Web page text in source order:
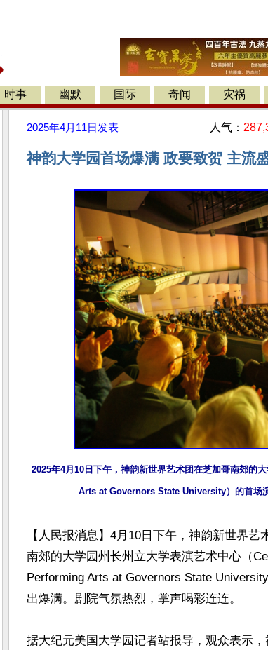
时事 幽默 国际 奇闻 灾祸
2025年4月11日 发表 人气：
神韵大学园首场爆满 政要致贺 主流
2025年4月10日下午，神韵新世界艺术团在芝加哥南郊
Arts at Governors State University）的首场
【人民报消息】4月10日下午，神韵新世界艺
南郊的大学园州长州立大学表演艺术中心（
Performing Arts at Governors State
出爆满。剧院气氛热烈，掌声喝彩连连。
据大纪元美国大学园记者站报导，观众表示